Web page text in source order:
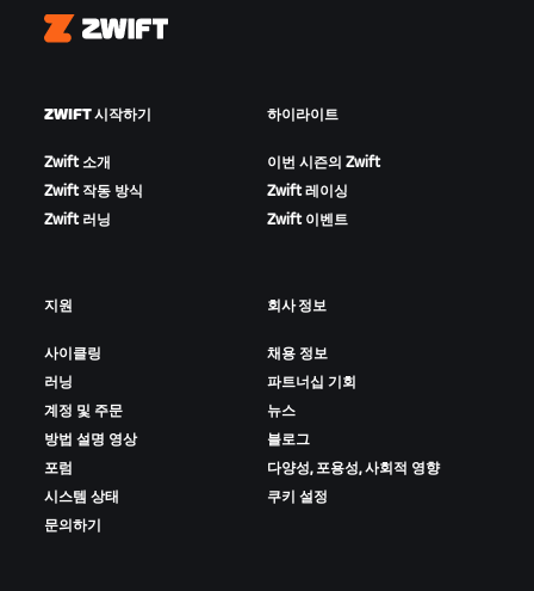
Zwift
ZWIFT 시작하기
Zwift 소개
Zwift 작동 방식
Zwift 러닝
하이라이트
이번 시즌의 Zwift
Zwift 레이싱
Zwift 이벤트
지원
사이클링
러닝
계정 및 주문
방법 설명 영상
포럼
시스템 상태
문의하기
회사 정보
채용 정보
파트너십 기회
뉴스
블로그
다양성, 포용성, 사회적 영향
쿠키 설정